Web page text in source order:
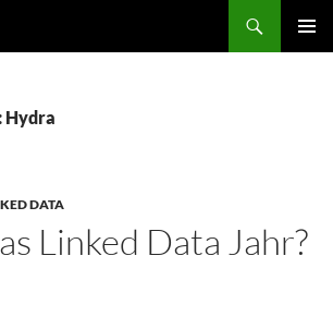
Hydra
DATA
Linked Data Jahr?